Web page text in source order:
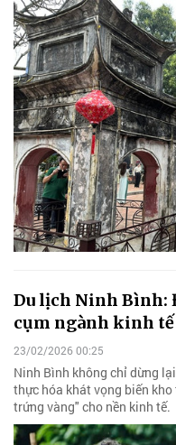
Du lịch Ninh Bình:
cụm ngành kinh
23/02/2026 00:25
Ninh Bình không chỉ dừng
thực hóa khát vọng biến
trứng vàng" cho nền kinh tế.